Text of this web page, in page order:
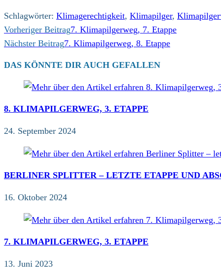
Schlagwörter: Klimagerechtigkeit, Klimapilger,
WEITERE
ARTIKEL
Vorheriger Beitrag7. Klimapilgerweg, 7. Etappe
Nächster Beitrag7. Klimapilgerweg, 8. Etappe
DAS KÖNNTE DIR AUCH GEFALLEN
8. KLIMAPILGERWEG, 3. ETAPPE
24. September 2024
BERLINER SPLITTER – LETZTE ETAPPE UND
16. Oktober 2024
7. KLIMAPILGERWEG, 3. ETAPPE
13. Juni 2023